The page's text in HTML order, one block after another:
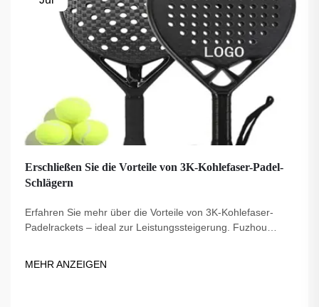
Erschließen Sie die Vorteile von 3K-Kohlefaser-Padel-
Schlägern
Erfahren Sie mehr über die Vorteile von 3K-Kohlefaser-
Padelrackets – ideal zur Leistungssteigerung. Fuzhou
MEHR ANZEIGEN